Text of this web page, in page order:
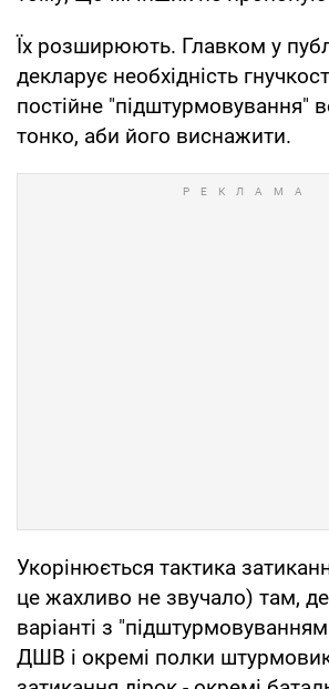
Їх розширюють. Главком у
декларує необхідність
постійне "підштурмовування"
тонко, аби його виснажити.
Укорінюється тактика
це жахливо не звучало) там,
варіанті з
ДШВ і окремі полки